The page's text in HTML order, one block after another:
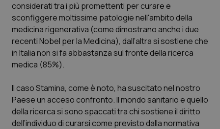
Veneto
Oncoematologia
Oncologia & Nutrizione
Psoriasi & pelle
Quotidiano Cardiologia
Quotidiano Chirurgia
considerati tra i più promettenti per curare e
sconfiggere moltissime patologie nell'ambito della
medicina rigenerativa (come dimostrano anche i due
recenti Nobel per la Medicina), dall’altra si sostiene che
in Italia non si fa abbastanza sul fronte della ricerca
medica (85%).
Il caso Stamina, come è noto, ha suscitato nel nostro
Paese un acceso confronto. Il mondo sanitario e quello
della ricerca si sono spaccati tra chi sostiene il diritto
dell’individuo di curarsi come previsto dalla normativa